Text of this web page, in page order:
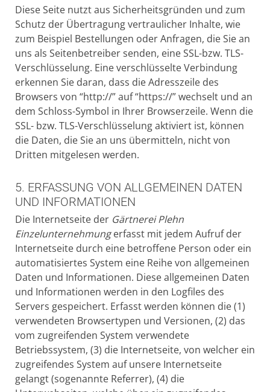
Diese Seite nutzt aus Sicherheitsgründen und zum
Schutz der Übertragung vertraulicher Inhalte, wie
zum Beispiel Bestellungen oder Anfragen, die Sie an
uns als Seitenbetreiber senden, eine SSL-bzw. TLS-
Verschlüsselung. Eine verschlüsselte Verbindung
erkennen Sie daran, dass die Adresszeile des
Browsers von “http://” auf “https://” wechselt und an
dem Schloss-Symbol in Ihrer Browserzeile. Wenn die
SSL- bzw. TLS-Verschlüsselung aktiviert ist, können
die Daten, die Sie an uns übermitteln, nicht von
Dritten mitgelesen werden.
5. ERFASSUNG VON ALLGEMEINEN DATEN
UND INFORMATIONEN
Die Internetseite der Gärtnerei Plehn
Einzelunternehmungerfasst mit jedem Aufruf der
Internetseite durch eine betroffene Person oder ein
automatisiertes System eine Reihe von allgemeinen
Daten und Informationen. Diese allgemeinen Daten
und Informationen werden in den Logfiles des
Servers gespeichert. Erfasst werden können die (1)
verwendeten Browsertypen und Versionen, (2) das
vom zugreifenden System verwendete
Betriebssystem, (3) die Internetseite, von welcher ein
zugreifendes System auf unsere Internetseite
gelangt (sogenannte Referrer), (4) die